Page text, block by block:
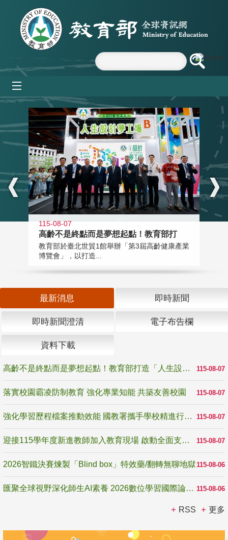
跳到主要內容區塊
:::
115-08-07
高齡不是終點而是夢想起點！教育部打
教育部於臺北世貿1館舉辦「第3屆高齡健康產業
博覽會」，以打造...
最新消息 即時新聞
即時新聞澄清 電子布告欄
資料下載
115-08-07
高齡不是終點而是夢想起點！教育部打造「人生設計夢工場」 參展第3屆高齡健康產業博覽會
115-08-07
落實校園霸凌防制教育 強化專業知能 共築友善校園
115-08-07
強化學習歷程檔案推動效能 國教署攜手學校精進行政與教學支持
115-08-07
迎接115學年度新進教師加入教育現場 啟動全面支持陪伴
115-08-06
2026智鐵決賽煉製「Blind box」特效藥/翻轉無聊地獄
115-08-06
匯聚全球視野深化師生AI素養 2026數位學習國際論壇高雄登場
RSS 更多